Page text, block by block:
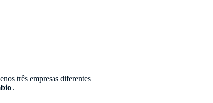
três empresas diferentes
.